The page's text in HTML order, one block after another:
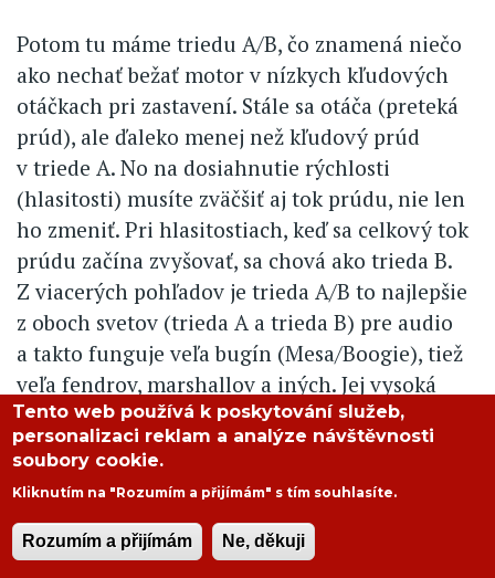
Potom tu máme triedu A/B, čo znamená niečo
ako nechať bežať motor v nízkych kľudových
otáčkach pri zastavení. Stále sa otáča (preteká
prúd), ale ďaleko menej než kľudový prúd
v triede A. No na dosiahnutie rýchlosti
(hlasitosti) musíte zväčšiť aj tok prúdu, nie len
ho zmeniť. Pri hlasitostiach, keď sa celkový tok
prúdu začína zvyšovať, sa chová ako trieda B.
Z viacerých pohľadov je trieda A/B to najlepšie
z oboch svetov (trieda A a trieda B) pre audio
a takto funguje veľa bugín (Mesa/Boogie), tiež
veľa fendrov, marshallov a iných. Jej vysoká
efektivita ju stavia na vrchol piedestálu pre
čistý zvuk.
Ďalej je tu stará dobrá trieda A. V kľude (keď
neprichádza žiadny signál na vstup) preteká
Tento web používá k poskytování služeb,
personalizaci reklam a analýze návštěvnosti
soubory cookie.
Kliknutím na "Rozumím a přijímám" s tím souhlasíte.
Rozumím a přijímám Ne, děkuji